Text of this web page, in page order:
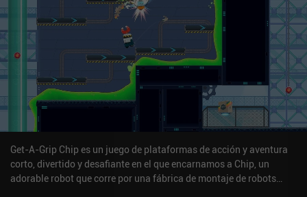
Get-A-Grip Chip es un juego de plataformas de acción y aventura
corto, divertido y desafiante en el que encarnamos a Chip, un
adorable robot que corre por una fábrica de montaje de robots